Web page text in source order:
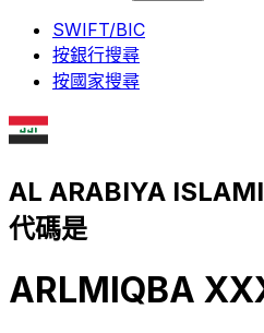
SWIFT/BIC
按銀行搜尋
按國家搜尋
AL ARABIYA
代碼是
ARLMIQBA